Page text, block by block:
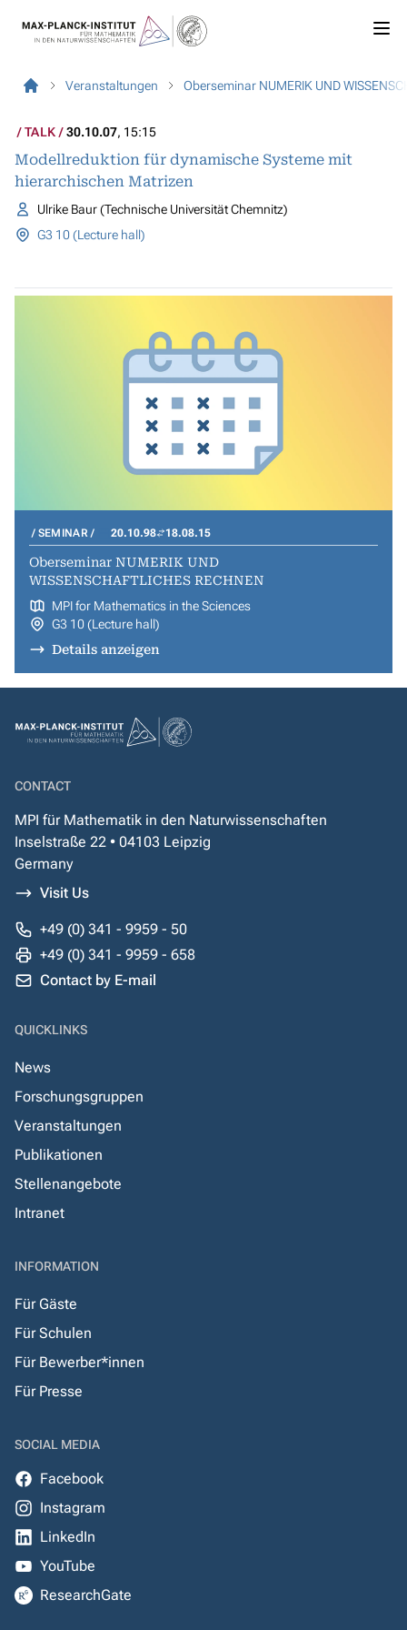
Veranstaltungen Oberseminar NUMERIK UND
TALK 30.10.07, 15:15
Modellreduktion für dynamische Systeme mit
hierarchischen Matrizen
Ulrike Baur (Technische Universität Chemnitz)
G3 10 (Lecture hall)
SEMINAR 20.10.98 18.08.15
Oberseminar NUMERIK UND
WISSENSCHAFTLICHES RECHNEN
MPI for Mathematics in the Sciences
G3 10 (Lecture hall)
Details anzeigen
CONTACT
MPI für Mathematik in den Naturwissenschaften
Inselstraße 22 • 04103 Leipzig
Germany
Visit Us
+49 (0) 341 - 9959 - 50
+49 (0) 341 - 9959 - 658
Contact by E-mail
QUICKLINKS
News
Forschungsgruppen
Veranstaltungen
Publikationen
Stellenangebote
Intranet
INFORMATION
Für Gäste
Für Schulen
Für Bewerber*innen
Für Presse
SOCIAL MEDIA
Facebook
Instagram
LinkedIn
YouTube
ResearchGate